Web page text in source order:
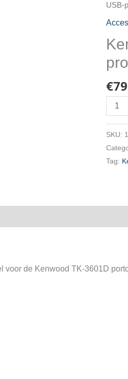
USB-
€
KPG-
SKU:
Tag:
voor de Kenwood TK-3601D